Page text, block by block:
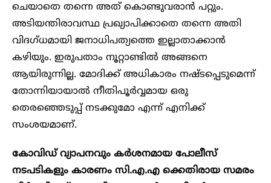
ചെയാതെ തന്നെ അത് കൊണ്ടുവരാൻ പറ്റും.
അടിയന്തിരാവസ്ഥ പ്രഖ്യാപിക്കാതെ തന്നെ അതി
വിദഗ്ധമായി ജനാധിപത്യത്തെ ഇല്ലാതാക്കാൻ
കഴിയും. ഇരുപതാം നൂറ്റാണ്ടിൽ അങ്ങനെ
ആയിരുന്നില്ല. മോദിക്ക് അധികാരം നഷ്ടപ്പെടുമെന്ന്
തോന്നിയായാൽ നീതിപൂർവ്വമായ ഒരു
തെരഞ്ഞെടുപ്പ് നടക്കുമോ എന്ന് എനിക്ക്
സംശയമാണ്.
കോവിഡ് വ്യാപനവും കർശനമായ പോലീസ്
നടപടികളും കാരണം സി.എ.എ ക്കെതിരായ സമരം